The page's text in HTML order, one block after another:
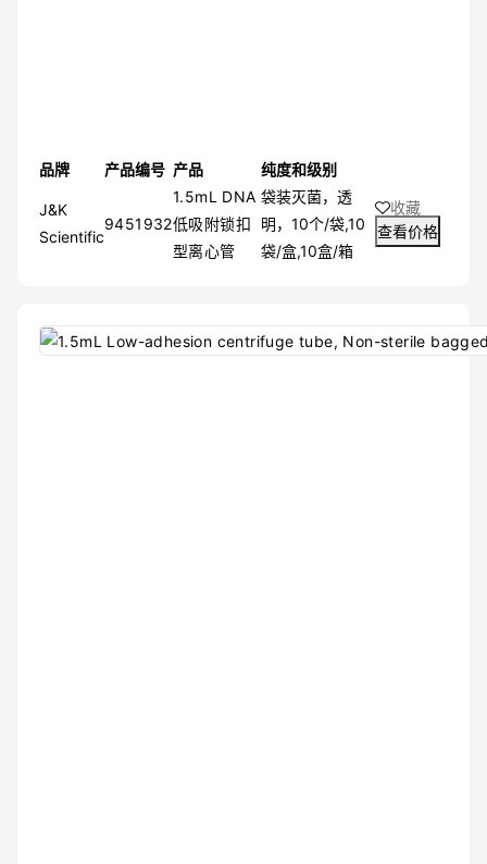
品牌 产品编号 产品 纯度和级别
J&K
Scientific
9451932
1.5mL DNA
低吸附锁扣
型离心管
袋装灭菌，透
明，10个/袋,10
袋/盒,10盒/箱
收藏
查看价格